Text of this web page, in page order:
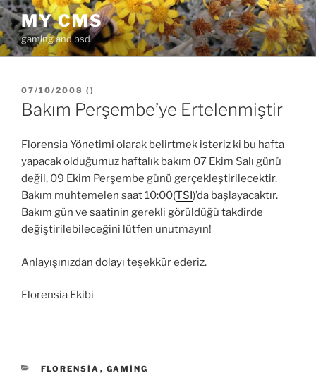
İçeriğe
geç MY CMS
gaming and bsd
YAYIM
TARIHI
07/10/2008 ( )
Bakım Perşembe’ye Ertelenmiştir
Florensia Yönetimi olarak belirtmek isteriz ki bu hafta
yapacak olduğumuz haftalık bakım 07 Ekim Salı günü
değil, 09 Ekim Perşembe günü gerçekleştirilecektir.
Bakım muhtemelen saat 10:00(TSI)’da başlayacaktır.
Bakım gün ve saatinin gerekli görüldüğü takdirde
değiştirilebileceğini lütfen unutmayın!
Anlayışınızdan dolayı teşekkür ederiz.
Florensia Ekibi
KATEGORILER
FLORENSIA , GAMING